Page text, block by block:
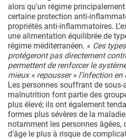
alors qu'un régime
certaine protection anti-
propriétés anti-inflammatoires.
une alimentation équilibrée de
régime méditerranéen. « Ces
protégeront pas directement
permettent de renforcer le
mieux « repousser » l'infection en
Les personnes souffrant de
malnutrition font partie des
plus élevé; ils ont également
formes plus sévères de la
notamment les personnes âgées,
d’âge le plus à risque de